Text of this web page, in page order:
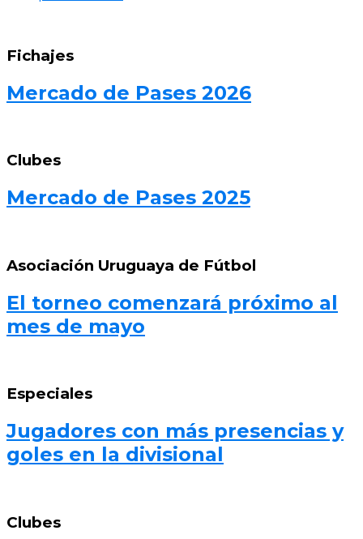
Fichajes
Mercado de Pases 2026
Clubes
Mercado de Pases 2025
Asociación Uruguaya de Fútbol
El torneo comenzará próximo al
mes de mayo
Especiales
Jugadores con más presencias y
goles en la divisional
Clubes